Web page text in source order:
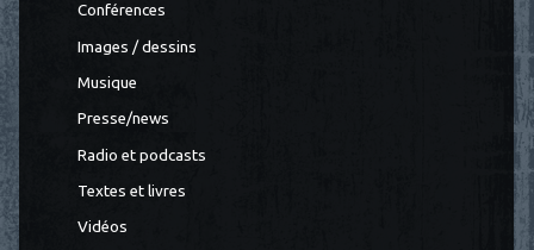
Conférences
Images / dessins
Musique
Presse/news
Radio et podcasts
Textes et livres
Vidéos